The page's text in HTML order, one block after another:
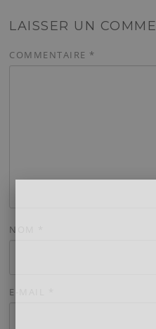
LAISSER UN
COMMENTAIRE *
NOM
E-MAIL